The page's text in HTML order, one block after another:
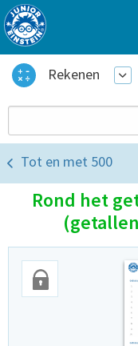
Rekenen
Tot en met 500
Rond het